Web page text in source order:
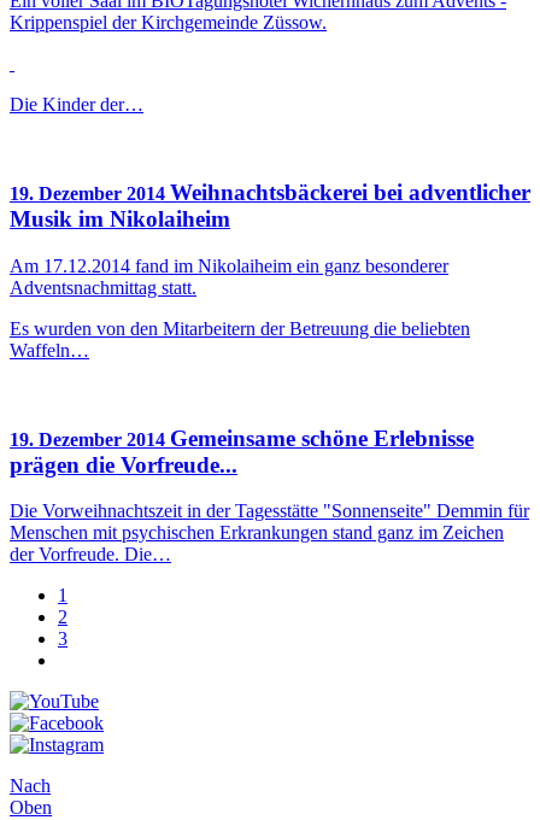
Krippenspiel der Kirchgemeinde Züssow.
Die Kinder der…
19. Dezember 2014 Weihnachtsbäckerei bei adventlicher
Musik im Nikolaiheim
Am 17.12.2014 fand im Nikolaiheim ein ganz besonderer
Adventsnachmittag statt.
Es wurden von den Mitarbeitern der Betreuung die beliebten
Waffeln…
19. Dezember 2014 Gemeinsame schöne Erlebnisse
prägen die Vorfreude...
Die Vorweihnachtszeit in der Tagesstätte "Sonnenseite" Demmin für
Menschen mit psychischen Erkrankungen stand ganz im Zeichen
der Vorfreude. Die…
1
2
3
Nach
Oben